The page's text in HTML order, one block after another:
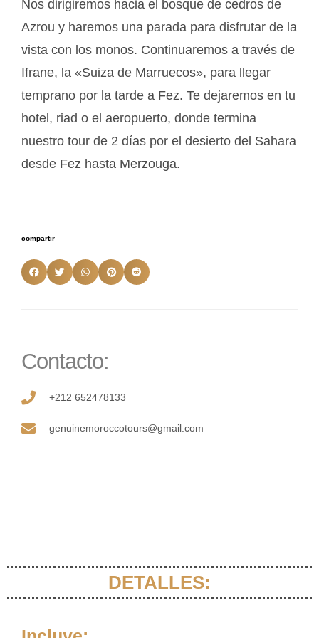
Nos dirigiremos hacia el bosque de cedros de
Azrou y haremos una parada para disfrutar de la
vista con los monos. Continuaremos a través de
Ifrane, la «Suiza de Marruecos», para llegar
temprano por la tarde a Fez. Te dejaremos en tu
hotel, riad o el aeropuerto, donde termina
nuestro tour de 2 días por el desierto del Sahara
desde Fez hasta Merzouga.
compartir
Contacto:
+212 652478133
genuinemoroccotours@gmail.com
DETALLES: